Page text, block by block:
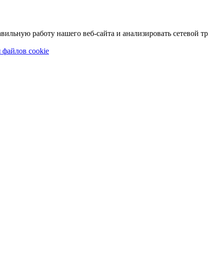
работу нашего веб-сайта и анализировать сетевой
файлов cookie